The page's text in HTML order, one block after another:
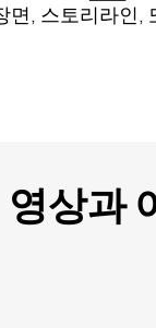
면, 스토리라인,
상과